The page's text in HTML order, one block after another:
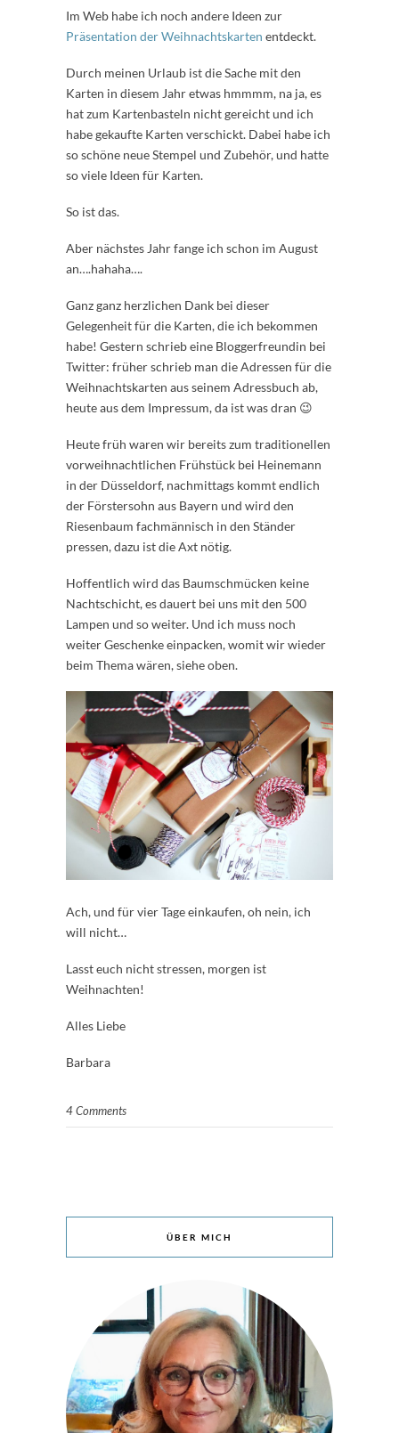
Im Web habe ich noch andere Ideen zur
Präsentation der Weihnachtskarten entdeckt.
Durch meinen Urlaub ist die Sache mit den
Karten in diesem Jahr etwas hmmmm, na ja, es
hat zum Kartenbasteln nicht gereicht und ich
habe gekaufte Karten verschickt. Dabei habe ich
so schöne neue Stempel und Zubehör, und hatte
so viele Ideen für Karten.
So ist das.
Aber nächstes Jahr fange ich schon im August
an….hahaha….
Ganz ganz herzlichen Dank bei dieser
Gelegenheit für die Karten, die ich bekommen
habe! Gestern schrieb eine Bloggerfreundin bei
Twitter: früher schrieb man die Adressen für die
Weihnachtskarten aus seinem Adressbuch ab,
heute aus dem Impressum, da ist was dran 😉
Heute früh waren wir bereits zum traditionellen
vorweihnachtlichen Frühstück bei Heinemann
in der Düsseldorf, nachmittags kommt endlich
der Förstersohn aus Bayern und wird den
Riesenbaum fachmännisch in den Ständer
pressen, dazu ist die Axt nötig.
Hoffentlich wird das Baumschmücken keine
Nachtschicht, es dauert bei uns mit den 500
Lampen und so weiter. Und ich muss noch
weiter Geschenke einpacken, womit wir wieder
beim Thema wären, siehe oben.
Ach, und für vier Tage einkaufen, oh nein, ich
will nicht…
Lasst euch nicht stressen, morgen ist
Weihnachten!
Alles Liebe
Barbara
4 Comments
ÜBER MICH